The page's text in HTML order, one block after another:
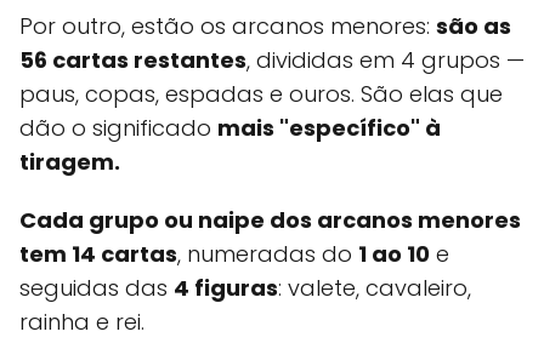
Por outro, estão os arcanos menores: são as
56 cartas restantes, divididas em 4 grupos —
paus, copas, espadas e ouros. São elas que
dão o significado mais "específico" à
tiragem.
Cada grupo ou naipe dos arcanos menores
tem 14 cartas, numeradas do 1 ao 10 e
seguidas das 4 figuras: valete, cavaleiro,
rainha e rei.